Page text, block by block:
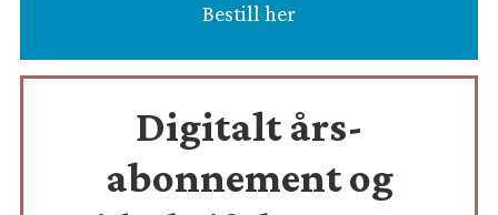
Bestill her
Digitalt års-
abonnement og